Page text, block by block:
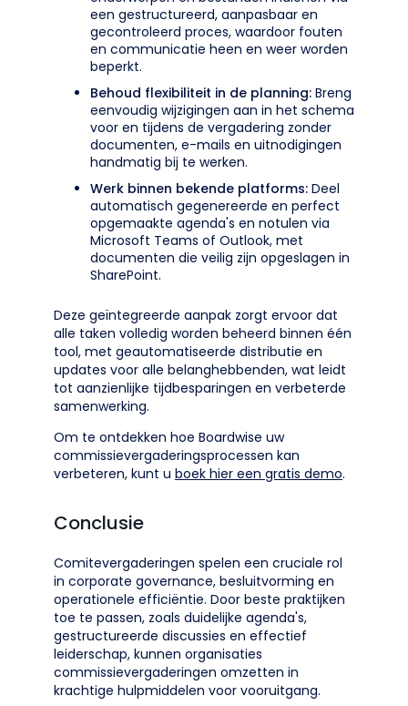
een gestructureerd, aanpasbaar en
gecontroleerd proces, waardoor fouten
en communicatie heen en weer worden
beperkt.
Behoud flexibiliteit in de planning: Breng
eenvoudig wijzigingen aan in het schema
voor en tijdens de vergadering zonder
documenten, e-mails en uitnodigingen
handmatig bij te werken.
Werk binnen bekende platforms: Deel
automatisch gegenereerde en perfect
opgemaakte agenda's en notulen via
Microsoft Teams of Outlook, met
documenten die veilig zijn opgeslagen in
SharePoint.
Deze geïntegreerde aanpak zorgt ervoor dat
alle taken volledig worden beheerd binnen één
tool, met geautomatiseerde distributie en
updates voor alle belanghebbenden, wat leidt
tot aanzienlijke tijdbesparingen en verbeterde
samenwerking.
Om te ontdekken hoe Boardwise uw
commissievergaderingsprocessen kan
verbeteren, kunt u boek hier een gratis demo.
Conclusie
Comitevergaderingen spelen een cruciale rol
in corporate governance, besluitvorming en
operationele efficiëntie. Door beste praktijken
toe te passen, zoals duidelijke agenda's,
gestructureerde discussies en effectief
leiderschap, kunnen organisaties
commissievergaderingen omzetten in
krachtige hulpmiddelen voor vooruitgang.